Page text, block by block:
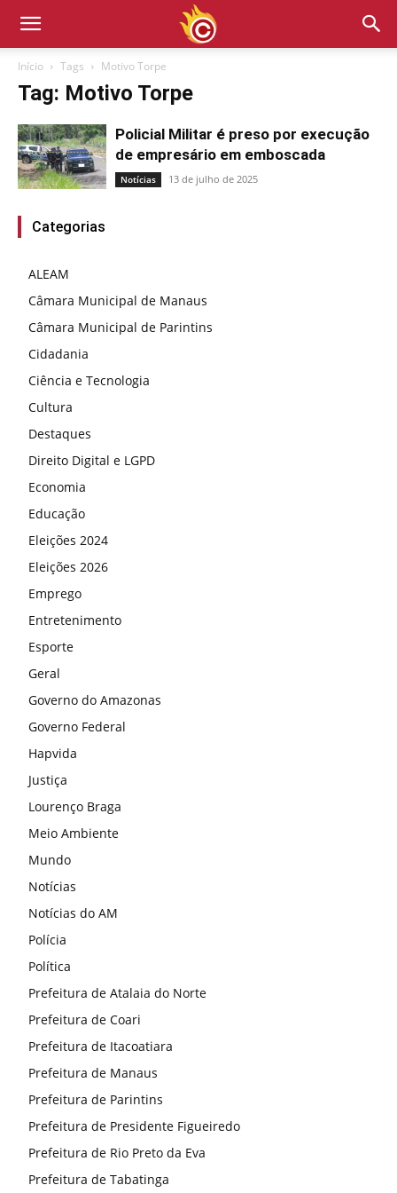
Início Tags Motivo Torpe
Tag: Motivo Torpe
Policial Militar é preso por execução
de empresário em emboscada
Notícias 13 de julho de 2025
Categorias
ALEAM
Câmara Municipal de Manaus
Câmara Municipal de Parintins
Cidadania
Ciência e Tecnologia
Cultura
Destaques
Direito Digital e LGPD
Economia
Educação
Eleições 2024
Eleições 2026
Emprego
Entretenimento
Esporte
Geral
Governo do Amazonas
Governo Federal
Hapvida
Justiça
Lourenço Braga
Meio Ambiente
Mundo
Notícias
Notícias do AM
Polícia
Política
Prefeitura de Atalaia do Norte
Prefeitura de Coari
Prefeitura de Itacoatiara
Prefeitura de Manaus
Prefeitura de Parintins
Prefeitura de Presidente Figueiredo
Prefeitura de Rio Preto da Eva
Prefeitura de Tabatinga